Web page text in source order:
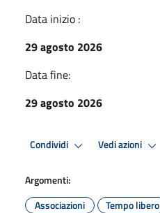
Data inizio :
29 agosto 2026
Data fine:
29 agosto 2026
Condividi Vedi azioni
Argomenti:
Associazioni
Tempo libero